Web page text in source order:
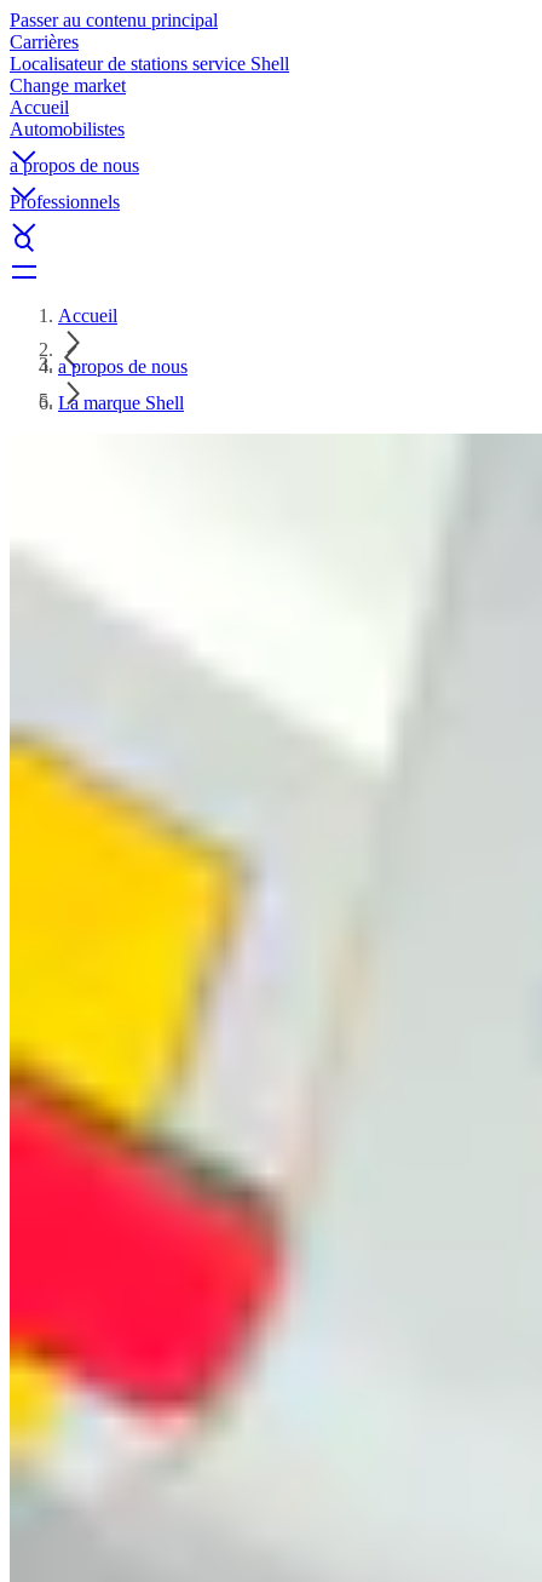
Passer au contenu principal
Carrières
Localisateur de stations service Shell
Change market
Accueil
Automobilistes
a propos de nous
Professionnels
Accueil
a propos de nous
La marque Shell